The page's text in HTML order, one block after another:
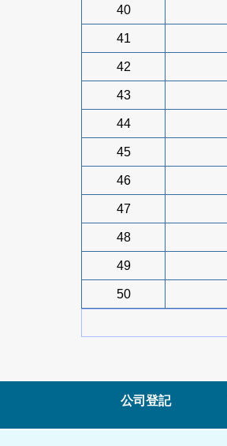
40
41
42
43
44
45
46
47
48
49
50
公司登記